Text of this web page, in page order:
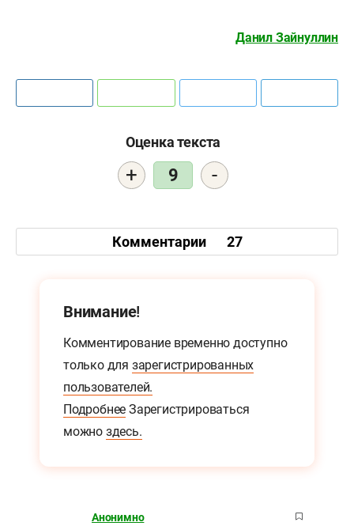
Данил Зайнуллин
Оценка текста
+ 9 -
Комментарии 27
Внимание!
Комментирование временно доступно
только для зарегистрированных
пользователей.
Подробнее Зарегистрироваться
можно здесь.
Анонимно